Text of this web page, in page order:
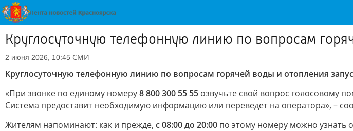
Круглосуточную телефонную линию по вопросам
2 июня 2026, 10:45 СМИ
Круглосуточную телефонную линию по вопросам горячей воды и отопления
«При звонке по единому номеру8 800 300 55 55 озвучьте свой вопрос голосовому
Система предоставит необходимую информацию или переведет на оператора», –
Жителям напоминают: как и прежде, с 08:00 до 20:00 по этому номеру можно узнать